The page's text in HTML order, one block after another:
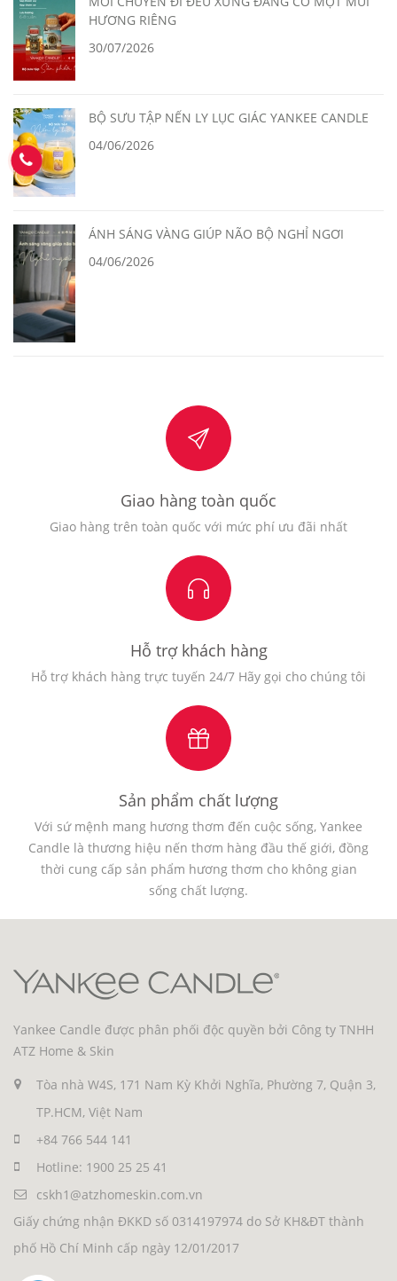
HƯƠNG RIÊNG
30/07/2026
BỘ SƯU TẬP NẾN LY LỤC GIÁC YANKEE CANDLE
04/06/2026
ÁNH SÁNG VÀNG GIÚP NÃO BỘ NGHỈ NGƠI
04/06/2026
Giao hàng toàn quốc
Giao hàng trên toàn quốc với mức phí ưu đãi nhất
Hỗ trợ khách hàng
Hỗ trợ khách hàng trực tuyến 24/7 Hãy gọi cho chúng tôi
Sản phẩm chất lượng
Với sứ mệnh mang hương thơm đến cuộc sống, Yankee
Candle là thương hiệu nến thơm hàng đầu thế giới, đồng
thời cung cấp sản phẩm hương thơm cho không gian
sống chất lượng.
Yankee Candle được phân phối độc quyền bởi Công ty TNHH
ATZ Home & Skin
Tòa nhà W4S, 171 Nam Kỳ Khởi Nghĩa, Phường 7, Quận 3,
TP.HCM, Việt Nam
+84 766 544 141
Hotline: 1900 25 25 41
cskh1@atzhomeskin.com.vn
Giấy chứng nhận ĐKKD số 0314197974 do Sở KH&ĐT thành
phố Hồ Chí Minh cấp ngày 12/01/2017